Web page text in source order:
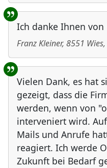
Ich danke Ihnen
Franz Kleiner, 8551 Wies,
Vielen Dank, es hat
gezeigt, dass die
werden, wenn von
interveniert wird.
Mails und Anrufe
reagiert. Ich werde
Zukunft bei Bedarf